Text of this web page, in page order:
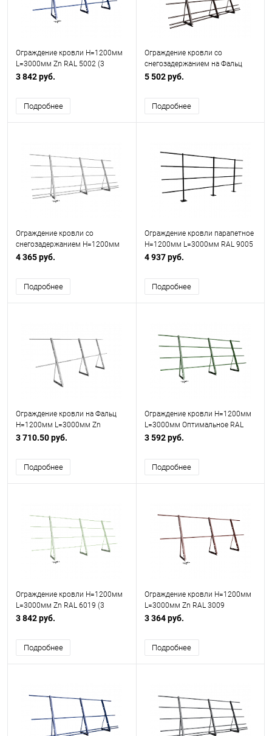
Ограждение кровли H=1200мм
L=3000мм Zn RAL 5002 (3
Трубы)
3 842 руб.
Подробнее
Ограждение кровли со
снегозадержанием на Фальц
H=1200мм L=3000мм Zn RAL
5 502 руб.
Подробнее
Ограждение кровли со
снегозадержанием H=1200мм
L=3000мм Оптимальное RAL
4 365 руб.
Подробнее
Ограждение кровли парапетное
H=1200мм L=3000мм RAL 9005
4 трубы (Тип 1)
4 937 руб.
Подробнее
Ограждение кровли на Фальц
H=1200мм L=3000мм Zn
3 710.50 руб.
Подробнее
Ограждение кровли H=1200мм
L=3000мм Оптимальное RAL
6002 (3 Трубы)
3 592 руб.
Подробнее
Ограждение кровли H=1200мм
L=3000мм Zn RAL 6019 (3
Трубы)
3 842 руб.
Подробнее
Ограждение кровли H=1200мм
L=3000мм Zn RAL 3009
3 364 руб.
Подробнее